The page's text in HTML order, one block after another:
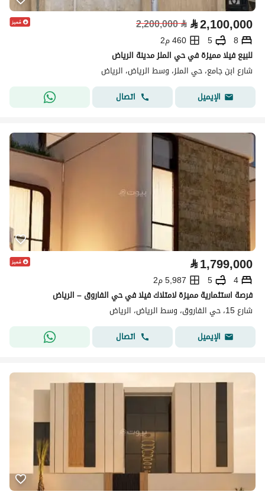
⃁2,100,000
⃁
2,200,000
8
5
460 م2
للبيع فيلا مميزة في حي الملز مدينة الرياض
شارع ابن جامع، حي الملز، وسط الرياض، الرياض
الإيميل
اتصال
⃁1,799,000
4
5
5,987 م2
فرصة استثمارية مميزة لامتلاك فيلا في حي الفاروق – الرياض
شارع 15، حي الفاروق، وسط الرياض، الرياض
الإيميل
اتصال